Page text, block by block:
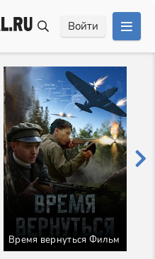
Войти
Время вернуться Фильм